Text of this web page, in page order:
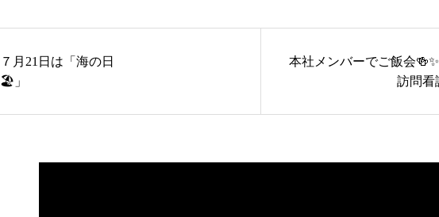
７月21日は「海の日
🏖️」
本社メンバーでご飯会🍻✨